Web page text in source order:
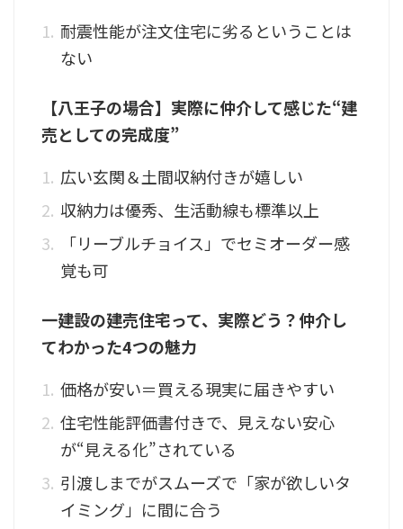
耐震性能が注文住宅に劣るということは
ない
【八王子の場合】実際に仲介して感じた“建
売としての完成度”
広い玄関＆土間収納付きが嬉しい
収納力は優秀、生活動線も標準以上
「リーブルチョイス」でセミオーダー感
覚も可
一建設の建売住宅って、実際どう？仲介し
てわかった4つの魅力
価格が安い＝買える現実に届きやすい
住宅性能評価書付きで、見えない安心
が“見える化”されている
引渡しまでがスムーズで「家が欲しいタ
イミング」に間に合う